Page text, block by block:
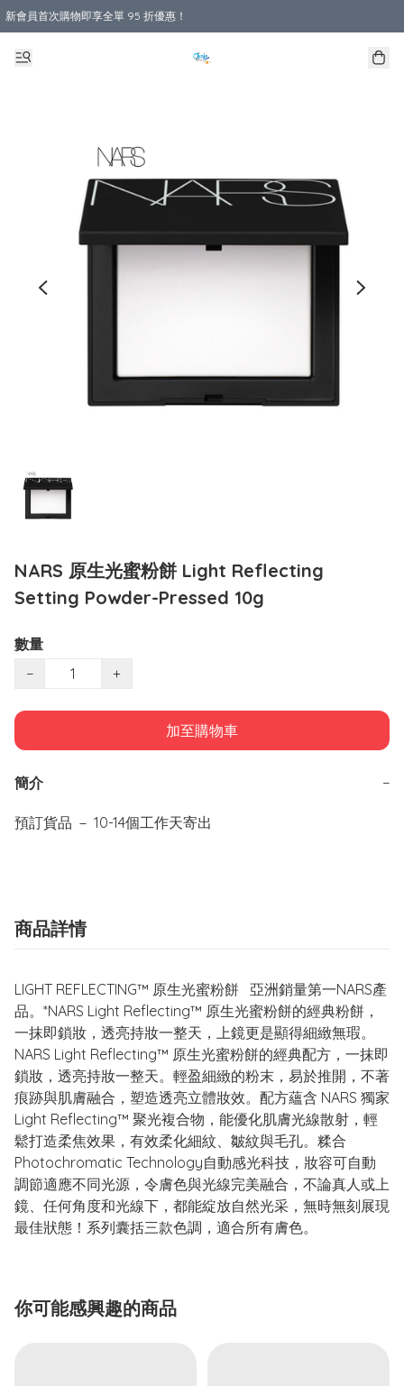
新會員首次購物即享全單 95 折優惠！
購物滿 HKD 800.00即享免運費優惠！（適用於 本地送貨、本地取貨 )
NARS 原生光蜜粉餅 Light Reflecting
Setting Powder-Pressed 10g
數量
−
+
加至購物車
簡介 −
商品詳情
LIGHT REFLECTING™ 原生光蜜粉餅 亞洲銷量第一NARS產
品。*NARS Light Reflecting™ 原生光蜜粉餅的經典粉餅，
一抹即鎖妝，透亮持妝一整天，上鏡更是顯得細緻無瑕。
NARS Light Reflecting™ 原生光蜜粉餅的經典配方，一抹即
鎖妝，透亮持妝一整天。輕盈細緻的粉末，易於推開，不著
痕跡與肌膚融合，塑造透亮立體妝效。配方蘊含 NARS 獨家
Light Reflecting™ 聚光複合物，能優化肌膚光線散射，輕
鬆打造柔焦效果，有效柔化細紋、皺紋與毛孔。糅合
Photochromatic Technology自動感光科技，妝容可自動
調節適應不同光源，令膚色與光線完美融合，不論真人或上
鏡、任何角度和光線下，都能綻放自然光采，無時無刻展現
最佳狀態！系列囊括三款色調，適合所有膚色。
你可能感興趣的商品